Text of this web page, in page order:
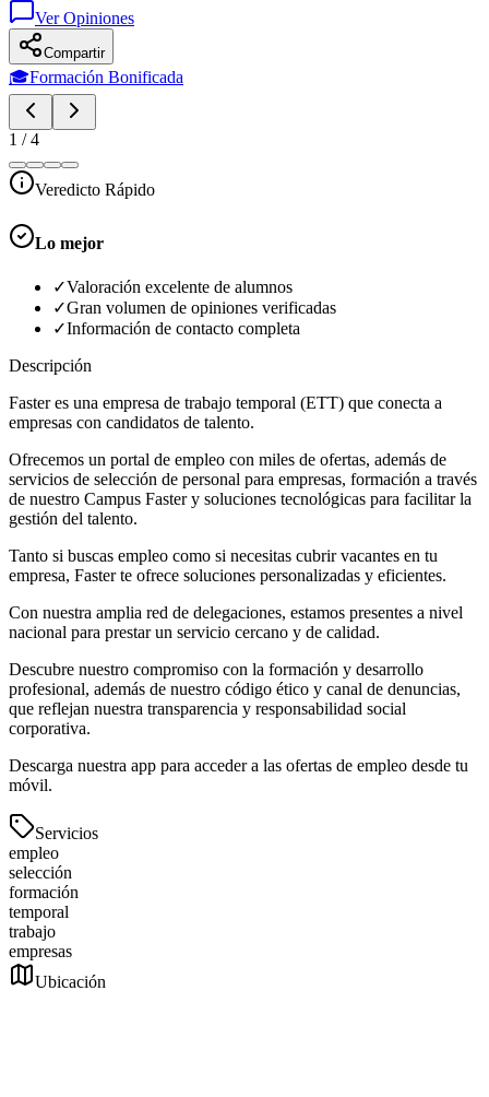
Ver Opiniones
Compartir
🎓Formación Bonificada
1 /4
Veredicto Rápido
Lo mejor
✓Valoración excelente de alumnos
✓Gran volumen de opiniones verificadas
✓Información de contacto completa
Descripción
Faster es una empresa de trabajo temporal (ETT) que conecta a
empresas con candidatos de talento.
Ofrecemos un portal de empleo con miles de ofertas, además de
servicios de selección de personal para empresas, formación a través
de nuestro Campus Faster y soluciones tecnológicas para facilitar la
gestión del talento.
Tanto si buscas empleo como si necesitas cubrir vacantes en tu
empresa, Faster te ofrece soluciones personalizadas y eficientes.
Con nuestra amplia red de delegaciones, estamos presentes a nivel
nacional para prestar un servicio cercano y de calidad.
Descubre nuestro compromiso con la formación y desarrollo
profesional, además de nuestro código ético y canal de denuncias,
que reflejan nuestra transparencia y responsabilidad social
corporativa.
Descarga nuestra app para acceder a las ofertas de empleo desde tu
móvil.
Servicios
empleo
selección
formación
temporal
trabajo
empresas
Ubicación